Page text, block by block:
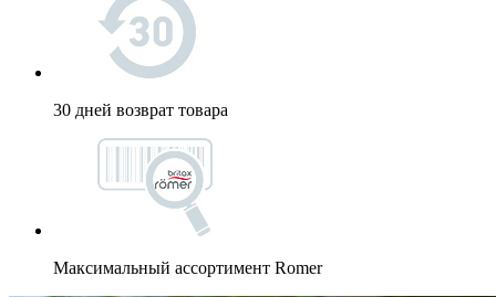
30 дней возврат товара
Максимальный ассортимент Romer